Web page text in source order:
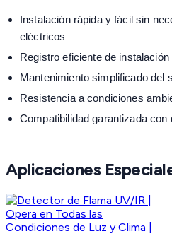
Instalación rápida y fácil sin
eléctricos
Registro eficiente de
Mantenimiento simplificado del
Resistencia a condiciones
Compatibilidad garantizada
Aplicaciones